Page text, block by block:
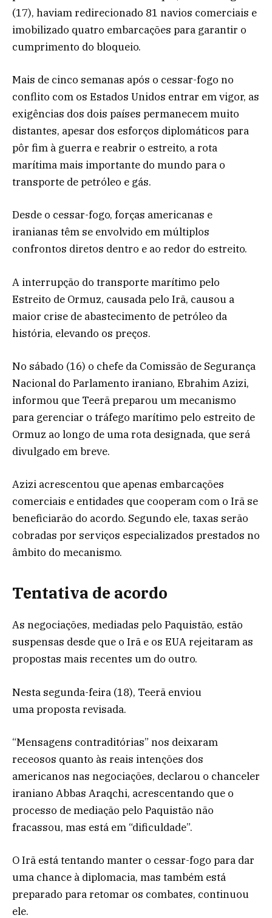
(17), haviam redirecionado 81 navios comerciais e
imobilizado quatro embarcações para garantir o
cumprimento do bloqueio.
Mais de cinco semanas após o cessar-fogo no
conflito com os Estados Unidos entrar em vigor, as
exigências dos dois países permanecem muito
distantes, apesar dos esforços diplomáticos para
pôr fim à guerra e reabrir o estreito, a rota
marítima mais importante do mundo para o
transporte de petróleo e gás.
Desde o cessar-fogo, forças americanas e
iranianas têm se envolvido em múltiplos
confrontos diretos dentro e ao redor do estreito.
A interrupção do transporte marítimo pelo
Estreito de Ormuz, causada pelo Irã, causou a
maior crise de abastecimento de petróleo da
história, elevando os preços.
No sábado (16) o chefe da Comissão de Segurança
Nacional do Parlamento iraniano, Ebrahim Azizi,
informou que Teerã preparou um mecanismo
para gerenciar o tráfego marítimo pelo estreito de
Ormuz ao longo de uma rota designada, que será
divulgado em breve.
Azizi acrescentou que apenas embarcações
comerciais e entidades que cooperam com o Irã se
beneficiarão do acordo. Segundo ele, taxas serão
cobradas por serviços especializados prestados no
âmbito do mecanismo.
Tentativa de acordo
As negociações, mediadas pelo Paquistão, estão
suspensas desde que o Irã e os EUA rejeitaram as
propostas mais recentes um do outro.
Nesta segunda-feira (18), Teerã enviou
uma proposta revisada.
“Mensagens contraditórias” nos deixaram
receosos quanto às reais intenções dos
americanos nas negociações, declarou o chanceler
iraniano Abbas Araqchi, acrescentando que o
processo de mediação pelo Paquistão não
fracassou, mas está em “dificuldade”.
O Irã está tentando manter o cessar-fogo para dar
uma chance à diplomacia, mas também está
preparado para retomar os combates, continuou
ele.